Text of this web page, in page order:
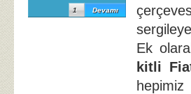
Devamı
1
Ek
kitli